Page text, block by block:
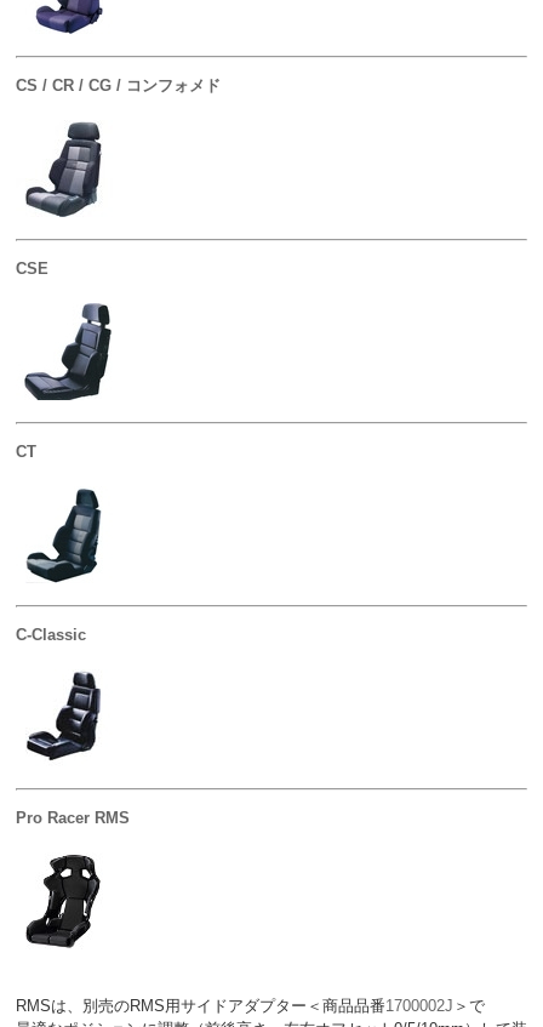
CS / CR / CG / コンフォメド
CSE
CT
C-Classic
Pro Racer RMS
RMSは、別売のRMS用サイドアダプター＜商品品番1700002J ＞で